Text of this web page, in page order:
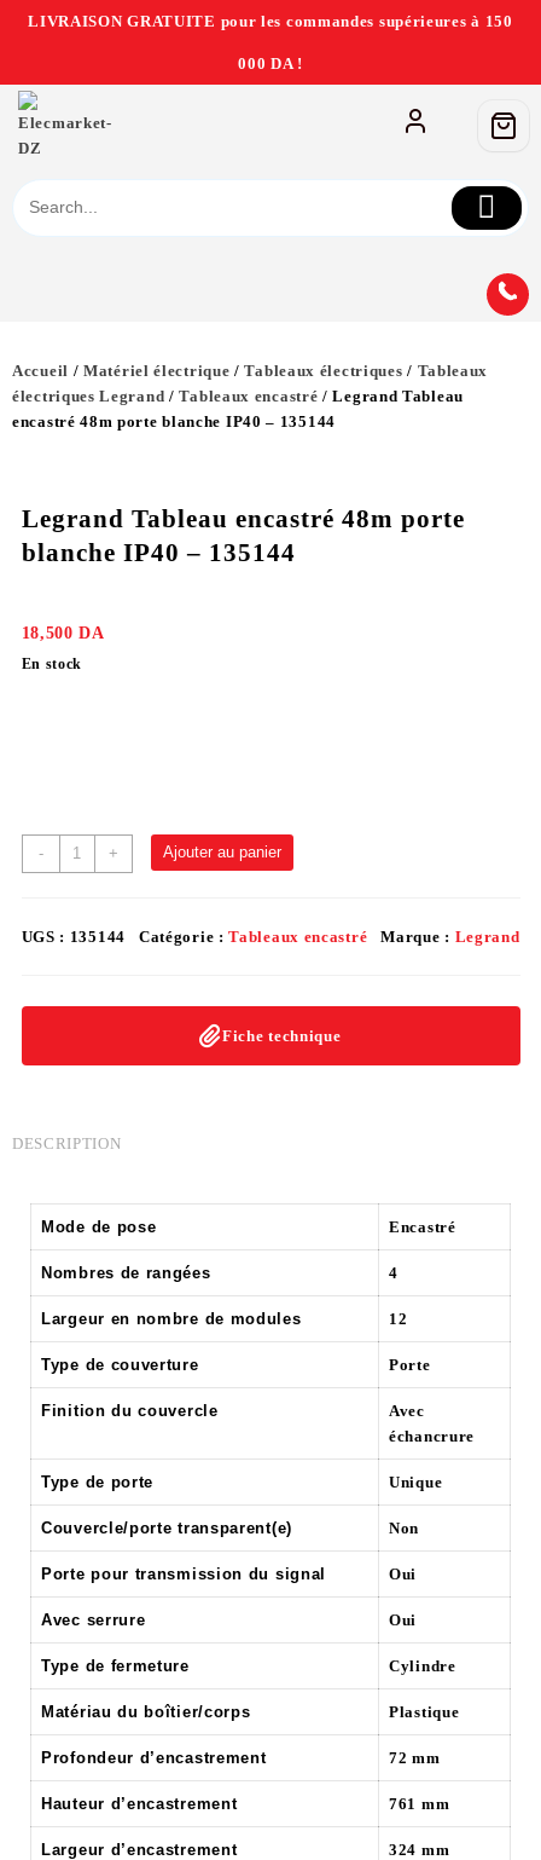
LIVRAISON GRATUITE pour les commandes supérieures à 150
000 DA !
Accueil /Matériel électrique /Tableaux électriques / Tableaux
électriques Legrand /Tableaux encastré / Legrand Tableau
encastré 48m porte blanche IP40 – 135144
Legrand Tableau encastré 48m porte
blanche IP40 – 135144
18,500DA
En stock
- + Ajouter au panier
UGS : 135144 Catégorie :Tableaux encastré Marque : Legrand
Fiche technique
DESCRIPTION
Mode de pose Encastré
Nombres de rangées 4
Largeur en nombre de modules 12
Type de couverture Porte
Finition du couvercle
Avec
échancrure
Type de porte Unique
Couvercle/porte transparent(e) Non
Porte pour transmission du signal Oui
Avec serrure Oui
Type de fermeture Cylindre
Matériau du boîtier/corps Plastique
Profondeur d’encastrement 72 mm
Hauteur d’encastrement 761 mm
Largeur d’encastrement 324 mm